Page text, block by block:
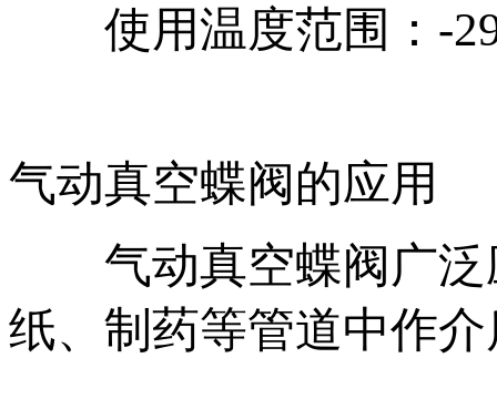
使用温度范围：-
气动真空蝶阀的应用
气动真空蝶阀广泛应用
纸、制药等管道中作